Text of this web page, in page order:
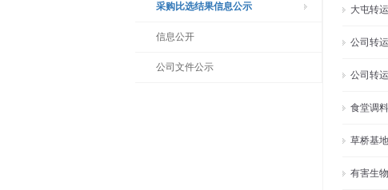
采购比选结果信息公示
信息公开
公司文件公示
大屯转
公司转
公司转
食堂调
草桥基
有害生